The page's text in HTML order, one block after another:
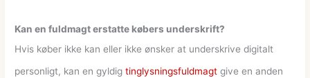
Kan en fuldmagt erstatte købers underskrift?
Hvis køber ikke kan eller ikke ønsker at underskrive digitalt
personligt, kan en gyldigtinglysningsfuldmagt give en anden